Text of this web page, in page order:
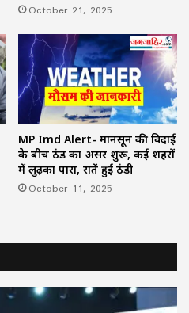
October 21, 2025
MP Imd Alert- मानसून की विदाई
के बीच ठंड का असर शुरू, कई शहरों
में लुढ़का पारा, रातें हुई ठंडी
October 11, 2025